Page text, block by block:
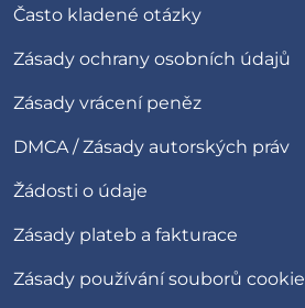
Často kladené otázky
Zásady ochrany osobních údajů
Zásady vrácení peněz
DMCA / Zásady autorských práv
Žádosti o údaje
Zásady plateb a fakturace
Zásady používání souborů cookie